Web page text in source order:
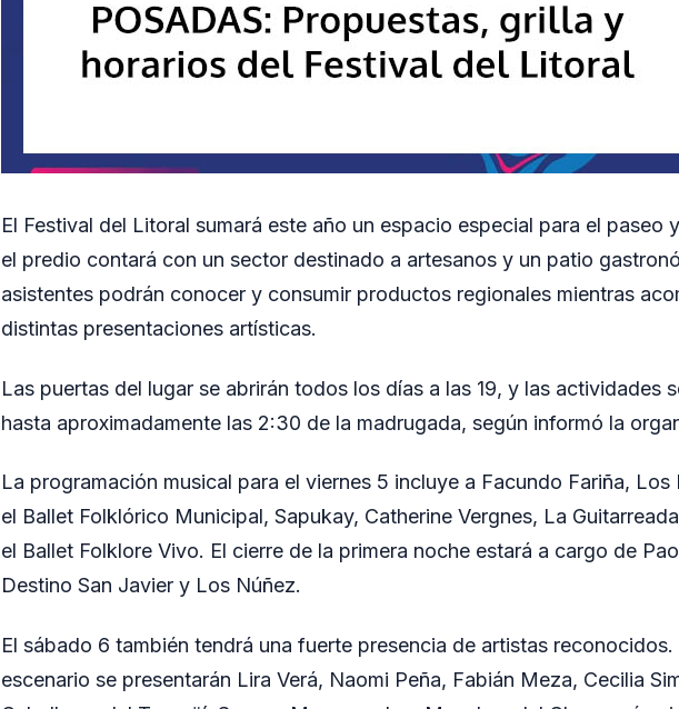
El Festival del Litoral sumará este año un espacio especial para el paseo
el predio contará con un sector destinado a artesanos y un patio
asistentes podrán conocer y consumir productos regionales mientras
distintas presentaciones artísticas.
Las puertas del lugar se abrirán todos los días a las 19, y las actividades
hasta aproximadamente las 2:30 de la madrugada, según informó la
La programación musical para el viernes 5 incluye a Facundo Fariña, Los
el Ballet Folklórico Municipal, Sapukay, Catherine Vergnes, La
el Ballet Folklore Vivo. El cierre de la primera noche estará a cargo de
Destino San Javier y Los Núñez.
El sábado 6 también tendrá una fuerte presencia de artistas reconocidos.
escenario se presentarán Lira Verá, Naomi Peña, Fabián Meza, Cecilia